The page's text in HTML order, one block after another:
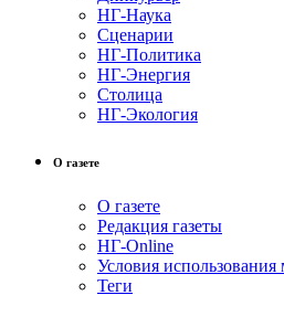
НГ-Наука
Сценарии
НГ-Политика
НГ-Энергия
Столица
НГ-Экология
О газете
О газете
Редакция газеты
НГ-Online
Условия использования
Теги